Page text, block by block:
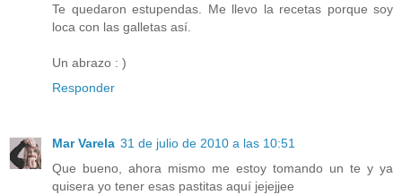
Te quedaron estupendas. Me llevo la recetas porque soy
loca con las galletas así.
Un abrazo : )
Responder
Mar Varela 31 de julio de 2010 a las 10:51
Que bueno, ahora mismo me estoy tomando un te y ya
quisera yo tener esas pastitas aquí jejejjee